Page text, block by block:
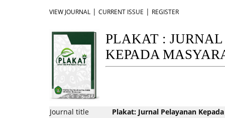
VIEW JOURNAL | CURRENT ISSUE | REGISTER
PLAKAT :
KEPADA
Journal title
Plakat: Jurnal Pelayanan